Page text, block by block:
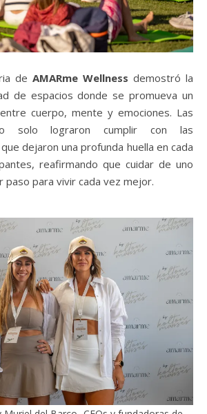
de AMARme Wellness demostró la
de espacios donde se promueva un
cuerpo, mente y emociones. Las
solo lograron cumplir con las
dejaron una profunda huella en cada
reafirmando que cuidar de uno
paso para vivir cada vez mejor.